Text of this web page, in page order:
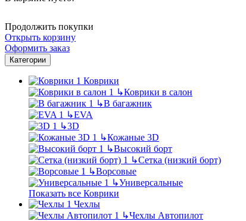
Продолжить покупки
Открыть корзину
Оформить заказ
Категории
Коврики
↳Коврики в салон
↳В багажник
↳EVA
↳3D
↳Кожаные 3D
↳Высокий борт
↳Сетка (низкий борт)
↳Ворсовые
↳Универсальные
Показать все Коврики
Чехлы
↳Чехлы Автопилот